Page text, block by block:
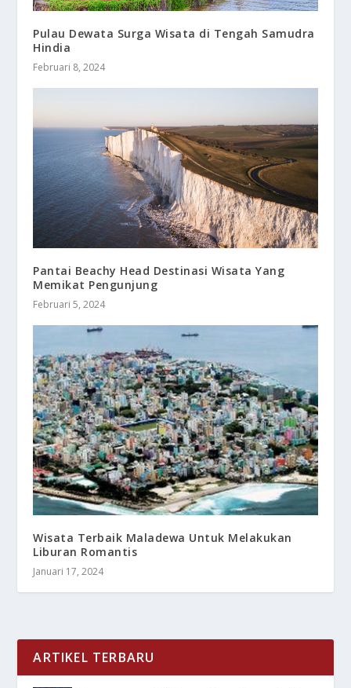
Pulau Dewata Surga Wisata di Tengah Samudra
Hindia
Februari 8, 2024
Pantai Beachy Head Destinasi Wisata Yang
Memikat Pengunjung
Februari 5, 2024
Wisata Terbaik Maladewa Untuk Melakukan
Liburan Romantis
Januari 17, 2024
ARTIKEL TERBARU